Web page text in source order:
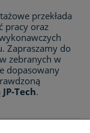
przekłada
pracy oraz
Zapraszamy do
zebranych w
dopasowany
JP-Tech.